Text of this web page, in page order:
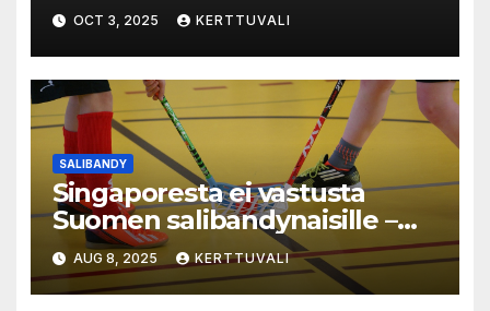
”Suoraviivaisempi ja
selkeämpi”
OCT 3, 2025 KERTTUVALI
SALIBANDY
Singaporesta ei vastusta
Suomen salibandynaisille –
nyt verkko heilui 20 kertaa
AUG 8, 2025 KERTTUVALI